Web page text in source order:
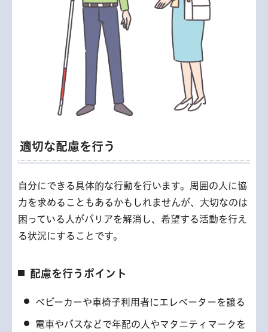
適切な配慮を行う
自分にできる具体的な行動を行います。周囲の人に協
力を求めることもあるかもしれませんが、大切なのは
困っている人がバリアを解消し、希望する活動を行え
る状況にすることです。
配慮を行うポイント
ベビーカーや車椅子利用者にエレベーターを譲る
電車やバスなどで年配の人やマタニティマークを